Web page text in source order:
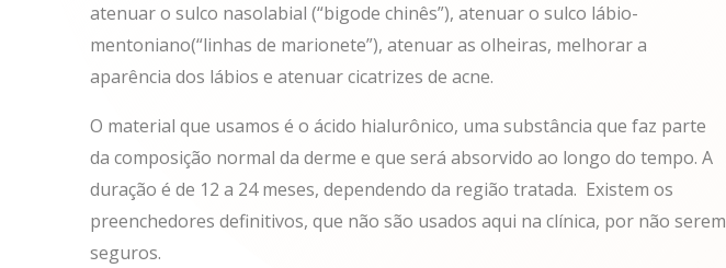
atenuar o sulco nasolabial (“bigode chinês”), atenuar o sulco lábio-
mentoniano(“linhas de marionete”), atenuar as olheiras, melhorar a
aparência dos lábios e atenuar cicatrizes de acne.
O material que usamos é o ácido hialurônico, uma substância que faz parte
da composição normal da derme e que será absorvido ao longo do tempo. A
duração é de 12 a 24 meses, dependendo da região tratada. Existem os
preenchedores definitivos, que não são usados aqui na clínica, por não serem
seguros.